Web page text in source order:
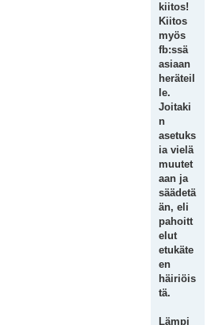
kiitos!
Kiitos
myös
fb:ssä
asiaan
heräteil
le.
Joitaki
n
asetuks
ia vielä
muutet
aan ja
säädetä
än, eli
pahoitt
elut
etukäte
en
häiriöis
tä.
Lämpi